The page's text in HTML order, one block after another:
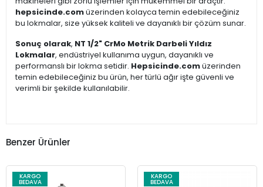
hepsicinde.comüzerinden kolayca temin edebileceğiniz
bu lokmalar, size yüksek kaliteli ve dayanıklı bir çözüm sunar.
Sonuç olarak, NT 1/2" CrMo Metrik Darbeli Yıldız
Lokmalar, endüstriyel kullanıma uygun, dayanıklı ve
performanslı bir lokma setidir. Hepsicinde.comüzerinden
temin edebileceğiniz bu ürün, her türlü ağır işte güvenli ve
verimli bir şekilde kullanılabilir.
Benzer Ürünler
KARGO
BEDAVA
KARGO
BEDAVA